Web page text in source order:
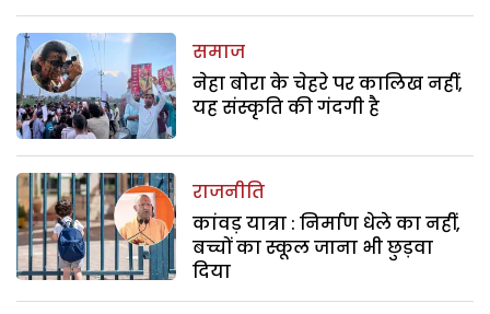
समाज
नेहा बोरा के चेहरे पर कालिख नहीं,
यह संस्कृति की गंदगी है
राजनीति
कांवड़ यात्रा : निर्माण धेले का नहीं,
बच्चों का स्कूल जाना भी छुड़वा
दिया